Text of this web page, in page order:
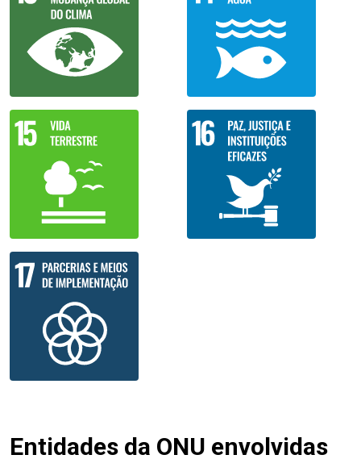
Entidades da ONU envolvidas